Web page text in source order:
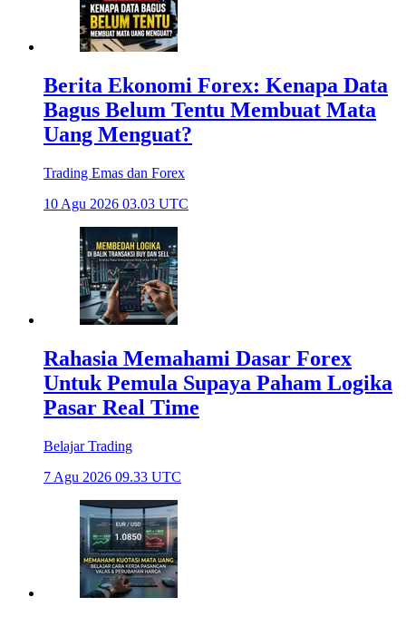
Berita Ekonomi Forex: Kenapa Data
Bagus Belum Tentu Membuat Mata
Uang Menguat?
Trading Emas dan Forex
10 Agu 2026 03.03 UTC
Rahasia Memahami Dasar Forex
Untuk Pemula Supaya Paham Logika
Pasar Real Time
Belajar Trading
7 Agu 2026 09.33 UTC